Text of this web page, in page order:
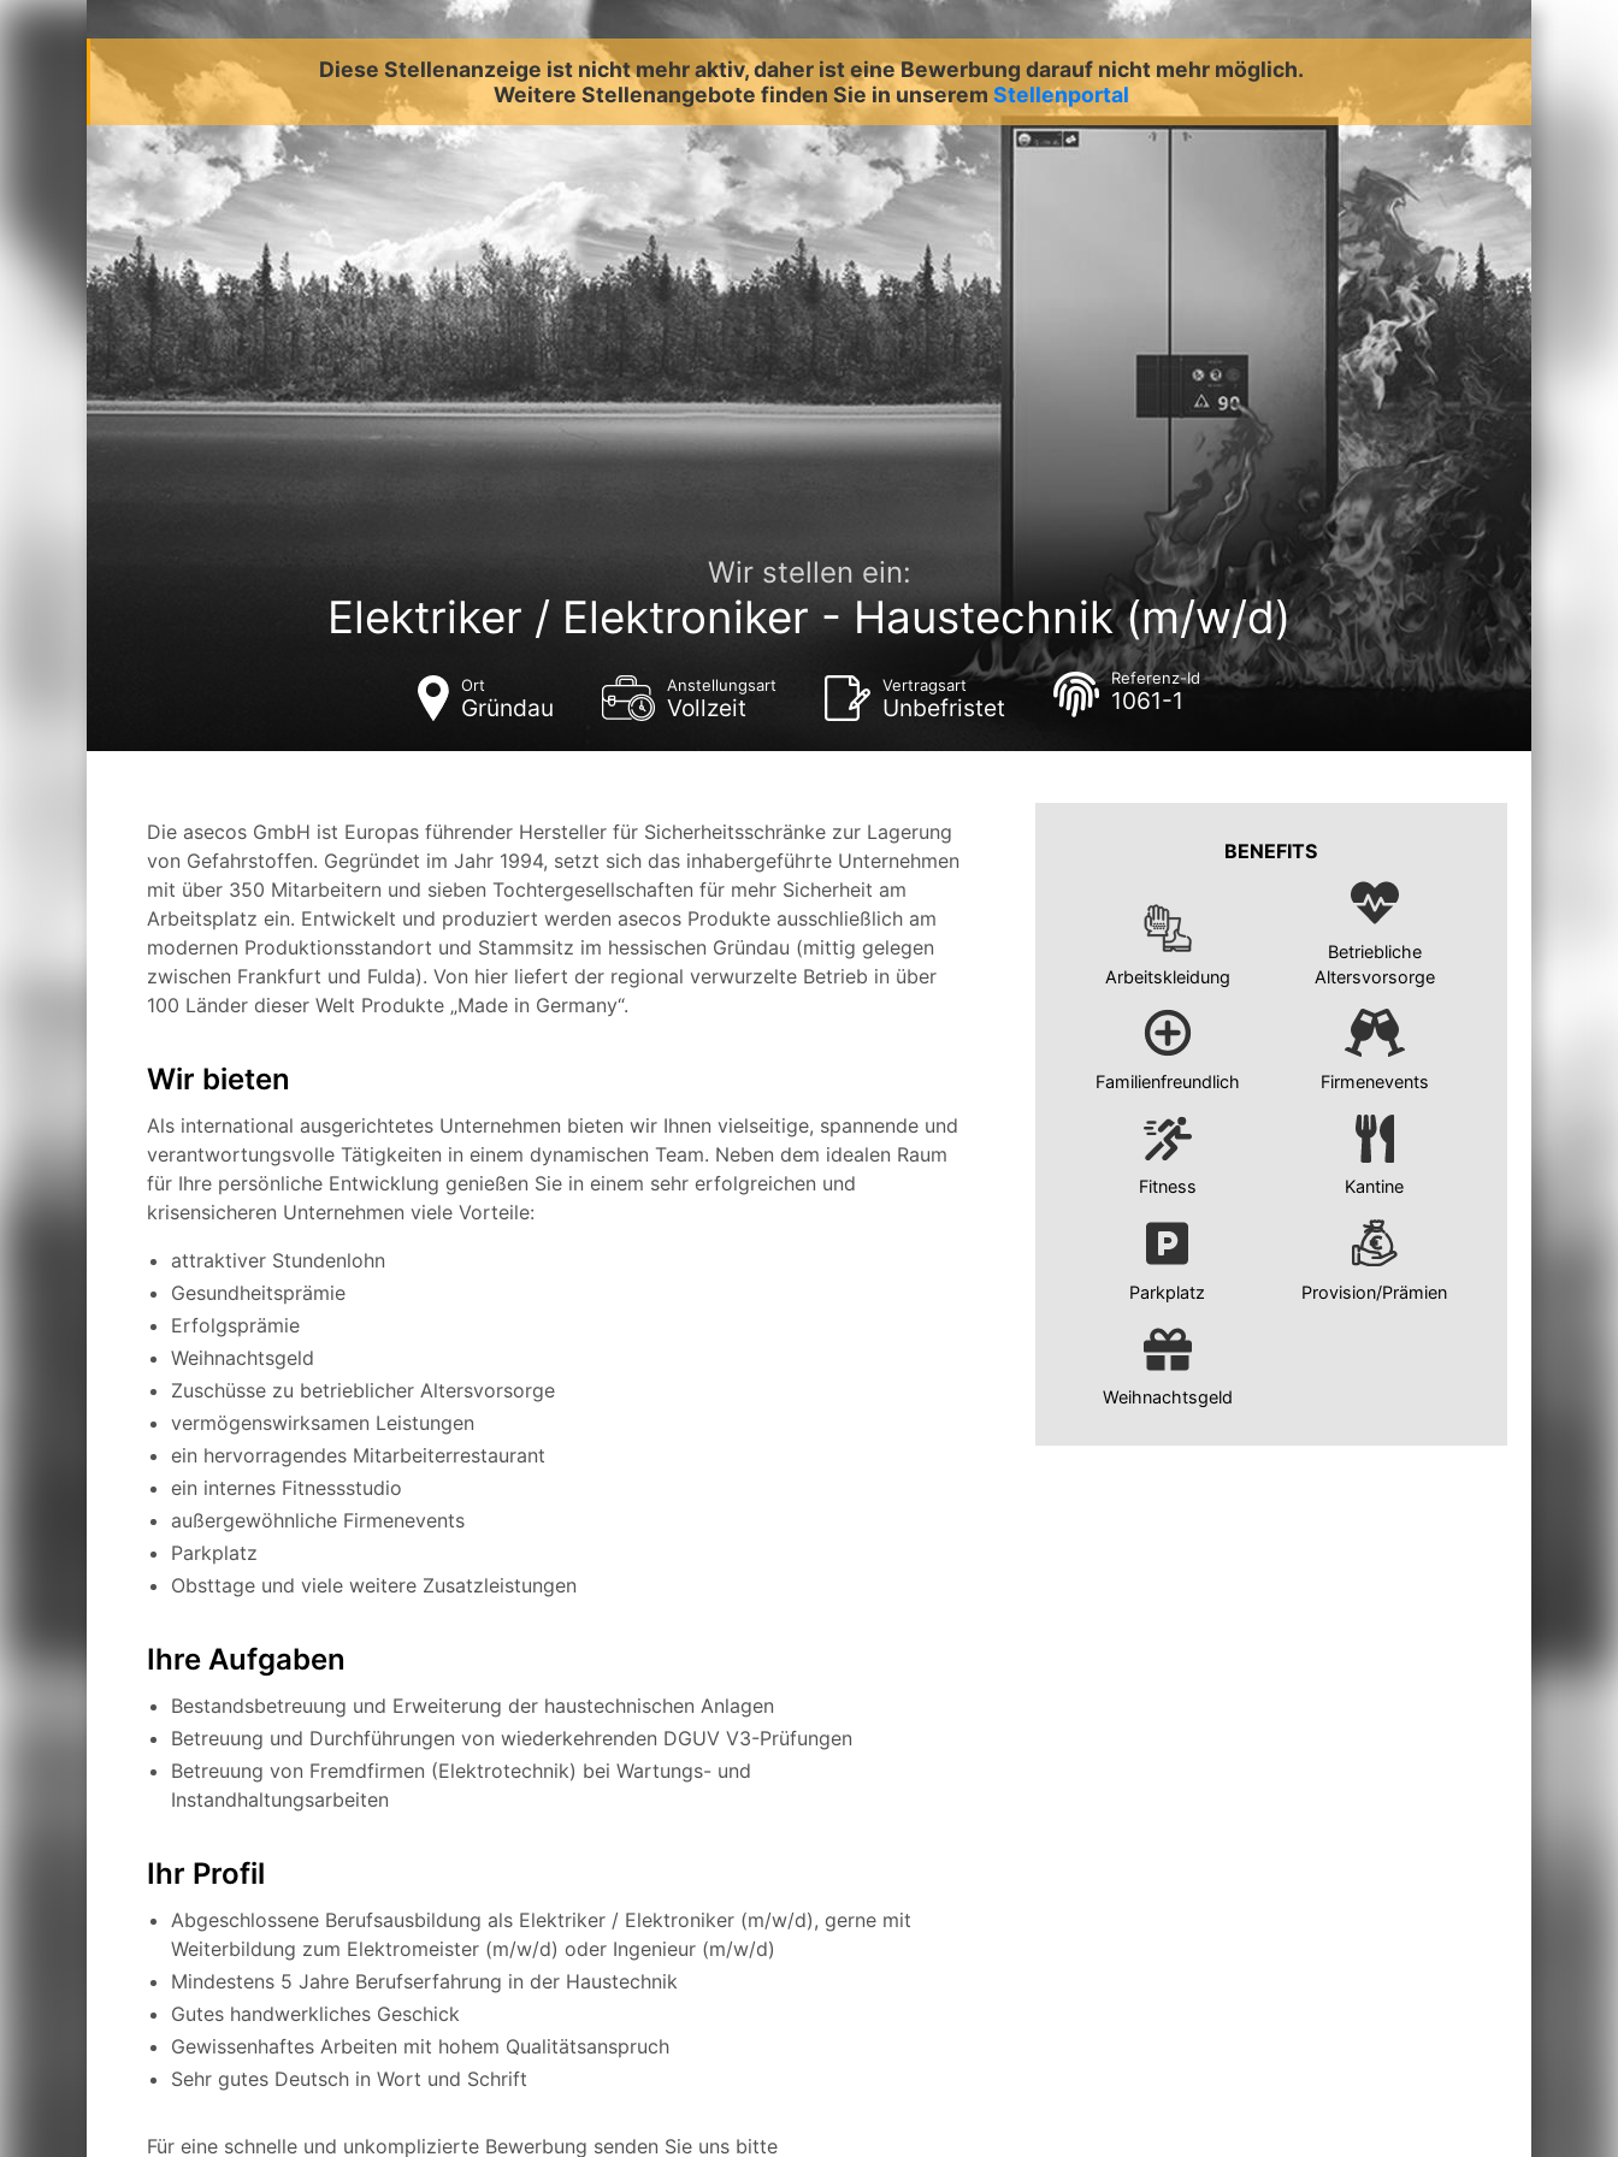
Diese Stellenanzeige ist nicht mehr aktiv, daher ist eine Bewerbung darauf nicht mehr möglich.
Weitere Stellenangebote finden Sie in unserem Stellenportal
Wir stellen ein:
Elektriker / Elektroniker - Haustechnik (m/w/d)
Ort
Gründau
Anstellungsart
Vollzeit
Vertragsart
Unbefristet
Referenz-Id
1061-1
Die asecos GmbH ist Europas führender Hersteller für Sicherheitsschränke zur Lagerung
von Gefahrstoffen. Gegründet im Jahr 1994, setzt sich das inhabergeführte Unternehmen
mit über 350 Mitarbeitern und sieben Tochtergesellschaften für mehr Sicherheit am
Arbeitsplatz ein. Entwickelt und produziert werden asecos Produkte ausschließlich am
modernen Produktionsstandort und Stammsitz im hessischen Gründau (mittig gelegen
zwischen Frankfurt und Fulda). Von hier liefert der regional verwurzelte Betrieb in über
100 Länder dieser Welt Produkte „Made in Germany“.
Wir bieten
Als international ausgerichtetes Unternehmen bieten wir Ihnen vielseitige, spannende und
verantwortungsvolle Tätigkeiten in einem dynamischen Team. Neben dem idealen Raum
für Ihre persönliche Entwicklung genießen Sie in einem sehr erfolgreichen und
krisensicheren Unternehmen viele Vorteile:
attraktiver Stundenlohn
Gesundheitsprämie
Erfolgsprämie
Weihnachtsgeld
Zuschüsse zu betrieblicher Altersvorsorge
vermögenswirksamen Leistungen
ein hervorragendes Mitarbeiterrestaurant
ein internes Fitnessstudio
außergewöhnliche Firmenevents
Parkplatz
Obsttage und viele weitere Zusatzleistungen
Ihre Aufgaben
Bestandsbetreuung und Erweiterung der haustechnischen Anlagen
Betreuung und Durchführungen von wiederkehrenden DGUV V3-Prüfungen
Betreuung von Fremdfirmen (Elektrotechnik) bei Wartungs- und
Instandhaltungsarbeiten
Ihr Profil
Abgeschlossene Berufsausbildung als Elektriker / Elektroniker (m/w/d), gerne mit
Weiterbildung zum Elektromeister (m/w/d) oder Ingenieur (m/w/d)
Mindestens 5 Jahre Berufserfahrung in der Haustechnik
Gutes handwerkliches Geschick
Gewissenhaftes Arbeiten mit hohem Qualitätsanspruch
Sehr gutes Deutsch in Wort und Schrift
Für eine schnelle und unkomplizierte Bewerbung senden Sie uns bitte
BENEFITS
Arbeitskleidung
Betriebliche
Altersvorsorge
Familienfreundlich Firmenevents
Fitness Kantine
Parkplatz Provision/Prämien
Weihnachtsgeld